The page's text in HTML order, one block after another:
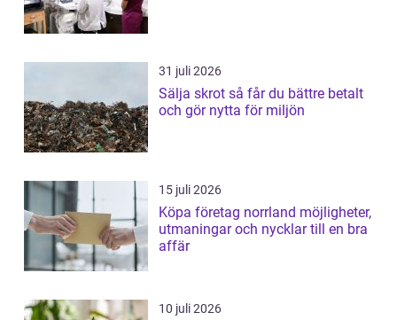
31 juli 2026
Sälja skrot så får du bättre betalt
och gör nytta för miljön
15 juli 2026
Köpa företag norrland möjligheter,
utmaningar och nycklar till en bra
affär
10 juli 2026